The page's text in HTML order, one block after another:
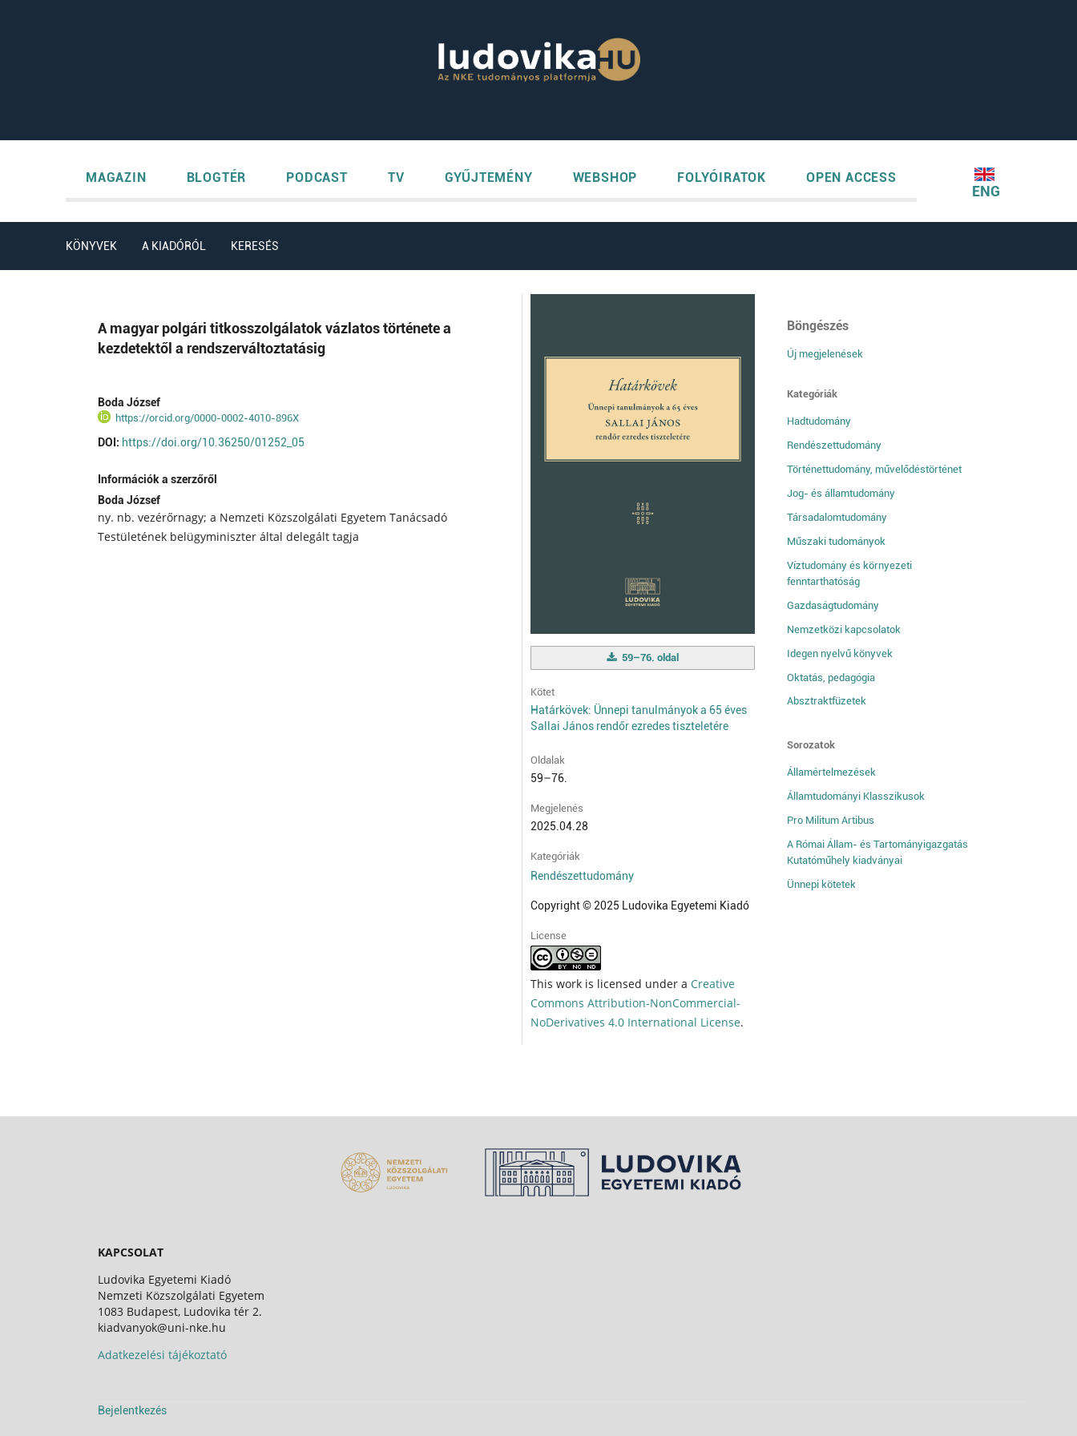
MAGAZIN BLOGTÉR PODCAST TV GYŰJTEMÉNY WEBSHOP FOLYÓIRATOK OPEN ACCESS
ENG
KÖNYVEK A KIADÓRÓL KERESÉS
A magyar polgári titkosszolgálatok vázlatos története a
kezdetektől a rendszerváltoztatásig
Boda József
https://orcid.org/0000-0002-4010-896X
DOI: https://doi.org/10.36250/01252_05
Információk a szerzőről
Boda József
ny. nb. vezérőrnagy; a Nemzeti Közszolgálati Egyetem Tanácsadó
Testületének belügyminiszter által delegált tagja
59–76. oldal
Kötet
Határkövek: Ünnepi tanulmányok a 65 éves
Sallai János rendőr ezredes tiszteletére
Oldalak
59–76.
Megjelenés
2025.04.28
Kategóriák
Rendészettudomány
Copyright © 2025 Ludovika Egyetemi Kiadó
License
This work is licensed under a Creative
Commons Attribution-NonCommercial-
NoDerivatives 4.0 International License.
Böngészés
Új megjelenések
Kategóriák
Hadtudomány
Rendészettudomány
Történettudomány, művelődéstörténet
Jog- és államtudomány
Társadalomtudomány
Műszaki tudományok
Víztudomány és környezeti
fenntarthatóság
Gazdaságtudomány
Nemzetközi kapcsolatok
Idegen nyelvű könyvek
Oktatás, pedagógia
Absztraktfüzetek
Sorozatok
Államértelmezések
Államtudományi Klasszikusok
Pro Militum Artibus
A Római Állam- és Tartományigazgatás
Kutatóműhely kiadványai
Ünnepi kötetek
KAPCSOLAT
Ludovika Egyetemi Kiadó
Nemzeti Közszolgálati Egyetem
1083 Budapest, Ludovika tér 2.
kiadvanyok@uni-nke.hu
Adatkezelési tájékoztató
Bejelentkezés